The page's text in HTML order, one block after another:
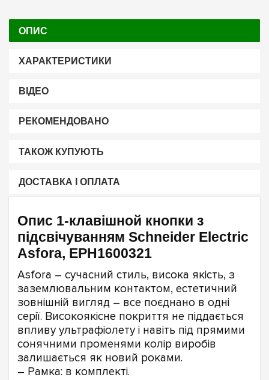
ОПИС
ХАРАКТЕРИСТИКИ
ВІДЕО
РЕКОМЕНДОВАНО
ТАКОЖ КУПУЮТЬ
ДОСТАВКА І ОПЛАТА
Опис 1-клавішной кнопки з
підсвічуванням Schneider Electric
Asfora, EPH1600321
Asfora – cучасний стиль, висока якість, з
заземлювальним контактом, естетичний
зовнішній вигляд – все поєднано в одні
серії. Високоякісне покриття не піддається
впливу ультрафіолету і навіть під прямими
сонячними променями колір виробів
залишається як новий роками.
– Рамка: в комплекті.